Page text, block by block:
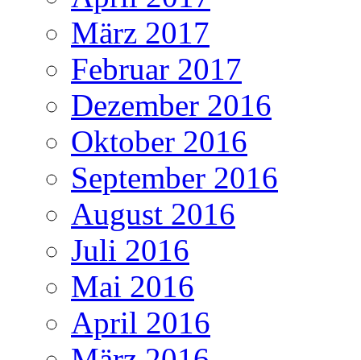
März 2017
Februar 2017
Dezember 2016
Oktober 2016
September 2016
August 2016
Juli 2016
Mai 2016
April 2016